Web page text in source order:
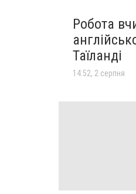
Робота
Таїланді
14:52, 2 серпня